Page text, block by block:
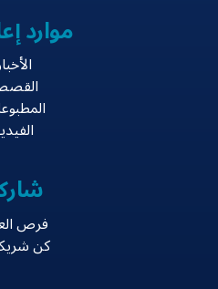
موارد
فرص
كن